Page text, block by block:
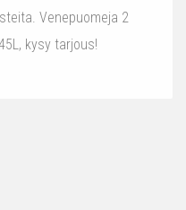
Venepuomeja 2
kysy tarjous!